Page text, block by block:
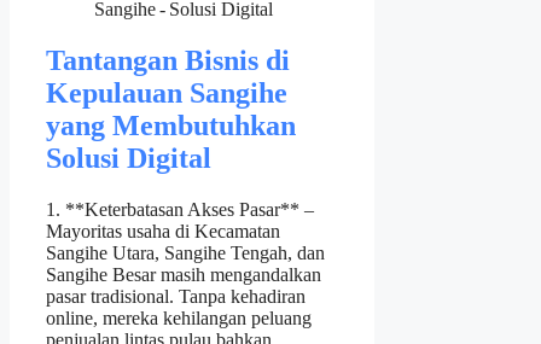
Tantangan Bisnis di
Kepulauan Sangihe
yang Membutuhkan
Solusi Digital
1. **Keterbatasan Akses Pasar** –
Mayoritas usaha di Kecamatan
Sangihe Utara, Sangihe Tengah, dan
Sangihe Besar masih mengandalkan
pasar tradisional. Tanpa kehadiran
online, mereka kehilangan peluang
penjualan lintas pulau bahkan